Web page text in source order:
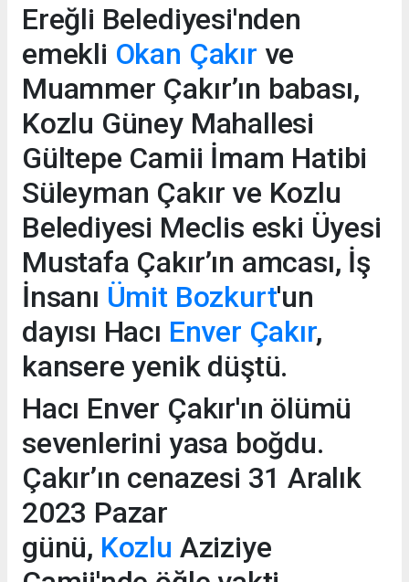
Ereğli Belediyesi'nden
emekli Okan Çakır ve
Muammer Çakır’ın babası,
Kozlu Güney Mahallesi
Gültepe Camii İmam Hatibi
Süleyman Çakır ve Kozlu
Belediyesi Meclis eski Üyesi
Mustafa Çakır’ın amcası, İş
İnsanı Ümit Bozkurt'un
dayısı Hacı Enver Çakır,
kansere yenik düştü.
Hacı Enver Çakır'ın ölümü
sevenlerini yasa boğdu.
Çakır’ın cenazesi 31 Aralık
2023 Pazar
günü, Kozlu Aziziye